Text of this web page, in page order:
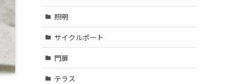
照明
サイクルポート
門扉
テラス